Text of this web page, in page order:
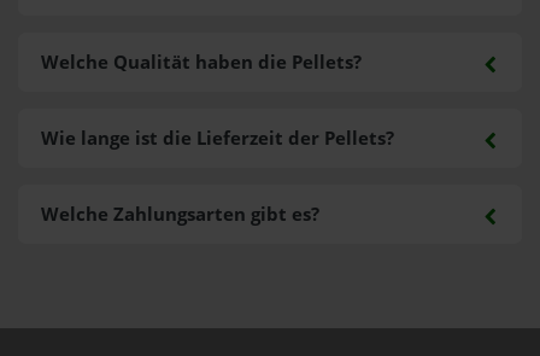
Welche Zahlungsarten gibt es?
Welche Qualität haben die Pellets?
Wie lange ist die Lieferzeit der Pellets?